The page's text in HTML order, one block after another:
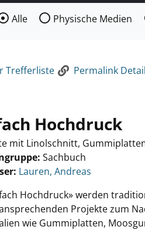
Sie die Medienart nach
Alle Physische Medien
Trefferliste Permalink
Hochdruck
mit Linolschnitt,
Sachbuch
Suche nach diesem Verfasser
Lauren, Andreas
Hochdruck» werden
Projekte zum
wie Gummiplatten,